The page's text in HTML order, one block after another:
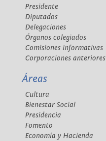
Presidente
Diputados
Delegaciones
Órganos colegiados
Comisiones informativas
Corporaciones anteriores
Áreas
Cultura
Bienestar Social
Presidencia
Fomento
Economía y Hacienda